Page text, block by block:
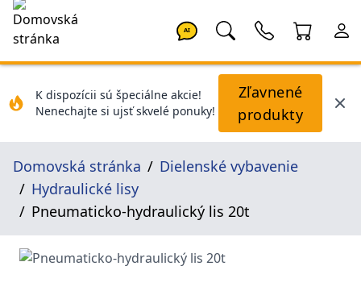
AI
K dispozícii sú špeciálne akcie!
Nenechajte si ujsť skvelé ponuky!
Zľavnené
produkty
Domovská stránka
Dielenské vybavenie
Hydraulické lisy
Pneumaticko-hydraulický lis 20t